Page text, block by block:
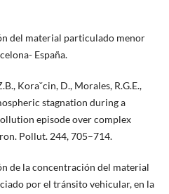
del material particulado menor
España.
Koraˇcin, D., Morales, R.G.E.,
stagnation during a
episode over complex
Pollut. 244, 705–714.
de la concentración del material
por el tránsito vehicular, en la